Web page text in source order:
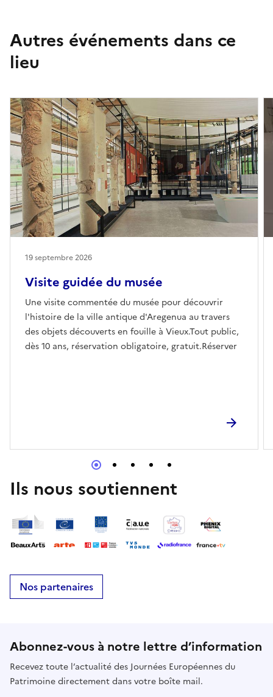
Autres événements dans ce
lieu
Visite guidée du musée
Une visite commentée du musée pour découvrir
l'histoire de la ville antique d'Aregenua au travers
des objets découverts en fouille à Vieux.Tout public,
dès 10 ans, réservation obligatoire, gratuit.Réserver
19 septembre 2026
Ils nous soutiennent
Nos partenaires
Abonnez-vous à notre lettre d’information
Recevez toute l’actualité des Journées Européennes du
Patrimoine directement dans votre boîte mail.